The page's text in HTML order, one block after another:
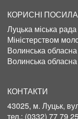
КОРИСНІ
Луцька міська рада
Міністерством
Волинська
Волинська
КОНТАКТИ
43025, м. Луцьк,
тел.: (0332) 77 79